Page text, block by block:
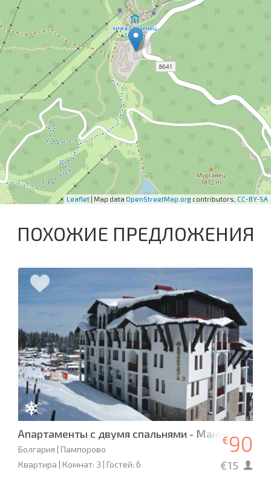
Leaflet | Map data OpenStreetMap.org contributors, CC-BY-SA
ПОХОЖИЕ ПРЕДЛОЖЕНИЯ
Апартаменты с двумя спальнями - Манастира 3
Болгария | Пампорово
Квартира | Комнат: 3 | Гостей: 6
€90
€15